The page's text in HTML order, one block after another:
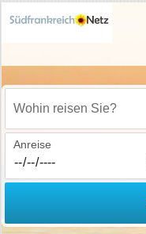
Wohin reisen Sie?
Anreise